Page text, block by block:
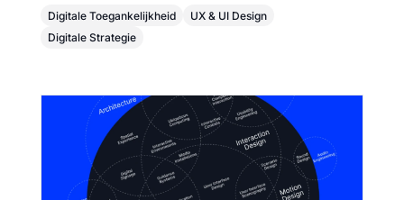
Digitale Toegankelijkheid
UX & UI Design
Digitale Strategie